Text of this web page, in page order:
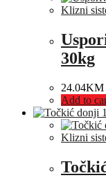
Klizni
30kg
24.04KM
Add to
Klizni